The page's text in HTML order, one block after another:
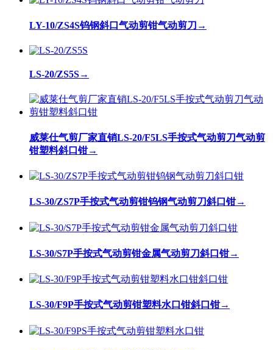
LY-10/ZS4S钨钢斜口气动剪钳气动剪刀 →
LS-20/ZS5S→
威莱仕气剪厂家直销LS-20/F5LS手按式气动剪刀气动剪
钳塑料斜口钳→
LS-30/ZS7P手按式气动剪钳钨钢气动剪刀斜口钳→
LS-30/S7P手按式气动剪钳金属气动剪刀斜口钳→
LS-30/F9P手按式气动剪钳塑料水口钳斜口钳→